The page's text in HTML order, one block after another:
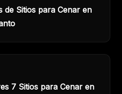
de Sitios para Cenar en
7 Sitios para Cenar en